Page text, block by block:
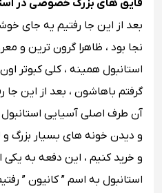
قایق های بزرگ خصوصی در
بعد از این جا رفتیم یه جای
نجا بود ، ظاهرا گرون ترین و
استانبول همینه ، کلی کبوتر
گرفتم باهاشون ، بعد از این
آن طرف اصلی آسیایی
و دیدن خونه های بسیار بزرگ و
و خرید کنیم ، این دفعه به یکی
استانبول به اسم ” کانیون ”